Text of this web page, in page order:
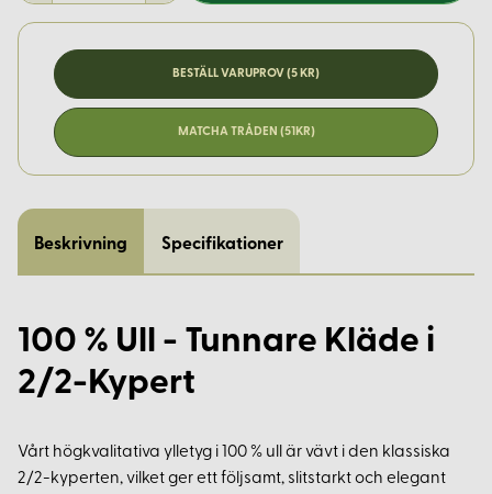
BESTÄLL VARUPROV (5 KR)
MATCHA TRÅDEN (51KR)
Beskrivning Specifikationer
100 % Ull - Tunnare Kläde i
2/2-Kypert
Vårt högkvalitativa ylletyg i 100 % ull är vävt i den klassiska
2/2-kyperten, vilket ger ett följsamt, slitstarkt och elegant